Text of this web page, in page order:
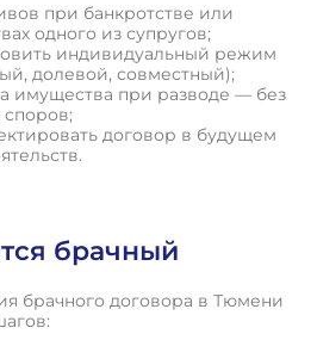
при банкротстве или
одного из супругов;
индивидуальный режим
долевой, совместный);
имущества при разводе — без
договор в будущем
брачный
брачного договора в Тюмени